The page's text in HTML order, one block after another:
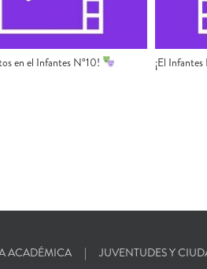
en el Infantes N°10! ¡El
ACADÉMICA JUVENTUDES Y